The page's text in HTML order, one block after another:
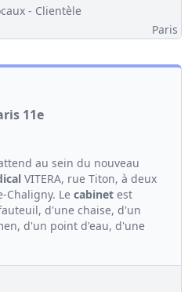
- Clientèle
Paris
11e
au sein du nouveau
VITERA, rue Titon, à deux
Chaligny. Le cabinet est
d'une chaise, d'un
d'un point d'eau, d'une